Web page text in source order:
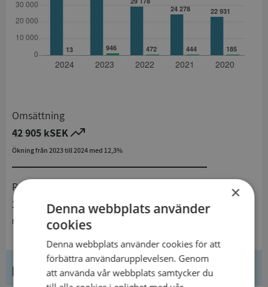
Omsättning
42 905 kSEK
Ökning från 2023 till 2024 med 12,3%
Resultat
13 kSEK
Minskning från 2023 till 2024 med 98,6%
Kontaktuppgifter
×
Denna webbplats använder
cookies
Denna webbplats använder cookies för att
förbättra användarupplevelsen. Genom
att använda vår webbplats samtycker du